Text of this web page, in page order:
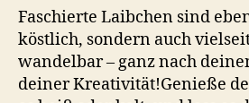
Faschierte Laibchen sind
köstlich, sondern auch
wandelbar – ganz nach
deiner Kreativität!Genieße